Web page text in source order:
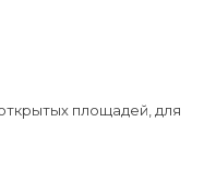
площадей, для